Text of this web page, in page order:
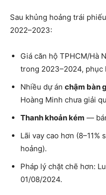
Sau khủng hoảng trái
2022–2023:
Giá căn hộ TPHCM/Hà
trong 2023–2024, phục
Nhiều dự án chậm bàn
Hoàng Minh chưa giải
Thanh khoản kém —
Lãi vay cao hơn (8–11%
hoảng).
Pháp lý chặt chẽ hơn:
01/08/2024.